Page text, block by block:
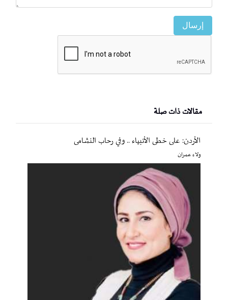
إرسال
مقالات ذات صلة
الأردن: على خطى الأنبياء .. وفي رحاب النشامى
ولاء عمران